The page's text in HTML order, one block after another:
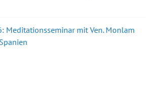
Meditationsseminar mit Ven. Monlam